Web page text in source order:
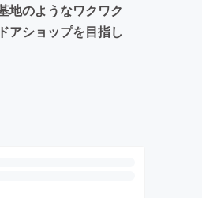
地のようなワクワク
アショップを目指し